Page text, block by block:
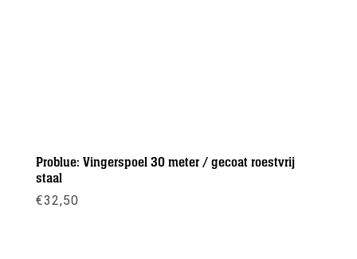
Problue: Vingerspoel 30 meter / gecoat roestvrij
staal
€32,50